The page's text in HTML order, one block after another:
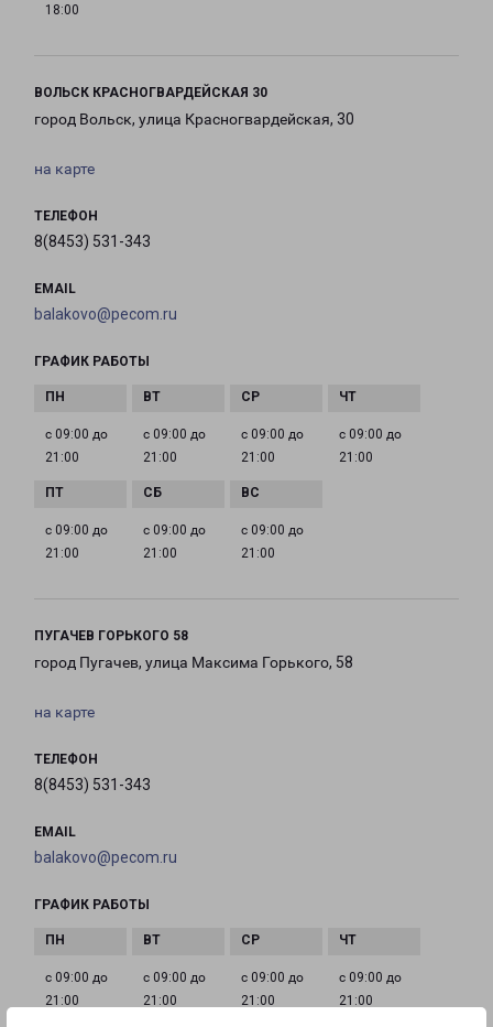
18:00
ВОЛЬСК КРАСНОГВАРДЕЙСКАЯ 30
город Вольск, улица Красногвардейская, 30
на карте
ТЕЛЕФОН
8(8453) 531-343
EMAIL
balakovo@pecom.ru
ГРАФИК РАБОТЫ
с 09:00 до
21:00
с 09:00 до
21:00
с 09:00 до
21:00
с 09:00 до
21:00
с 09:00 до
21:00
с 09:00 до
21:00
с 09:00 до
21:00
ПУГАЧЕВ ГОРЬКОГО 58
город Пугачев, улица Максима Горького, 58
на карте
ТЕЛЕФОН
8(8453) 531-343
EMAIL
balakovo@pecom.ru
ГРАФИК РАБОТЫ
с 09:00 до
21:00
с 09:00 до
21:00
с 09:00 до
21:00
с 09:00 до
21:00